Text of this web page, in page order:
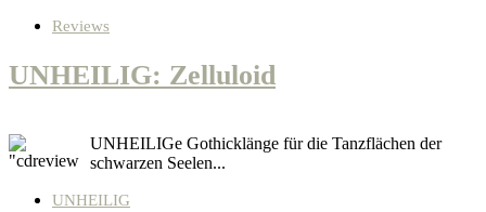
Reviews
UNHEILIG: Zelluloid
UNHEILIGe Gothicklänge für die Tanzflächen der
schwarzen Seelen...
UNHEILIG